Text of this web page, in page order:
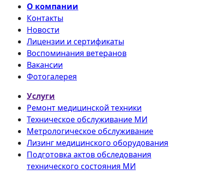
О компании
Контакты
Новости
Лицензии и сертификаты
Воспоминания ветеранов
Вакансии
Фотогалерея
Услуги
Ремонт медицинской техники
Техническое обслуживание МИ
Метрологическое обслуживание
Лизинг медицинского оборудования
Подготовка актов обследования
технического состояния МИ